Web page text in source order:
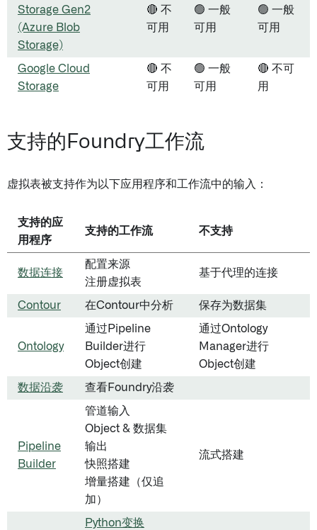
Storage Gen2
(Azure Blob
Storage)
🔴 不
可用
🟢 一般
可用
🟢 一般
可用
Google Cloud
Storage
🔴 不
可用
🟢 一般
可用
🔴 不可
用
支持的Foundry工作流
虚拟表被支持作为以下应用程序和工作流中的输入：
支持的应
用程序
支持的工作流 不支持
数据连接
配置来源
注册虚拟表
基于代理的连接
Contour 在Contour中分析 保存为数据集
Ontology
通过Pipeline
Builder进行
Object创建
通过Ontology
Manager进行
Object创建
数据沿袭 查看Foundry沿袭
Pipeline
Builder
管道输入
Object & 数据集
输出
快照搭建
增量搭建（仅追
加）
流式搭建
Python变换